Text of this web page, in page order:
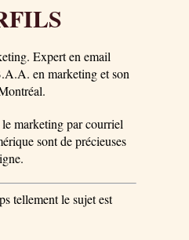
Expert en email
en marketing et son
marketing par courriel
sont de précieuses
tellement le sujet est